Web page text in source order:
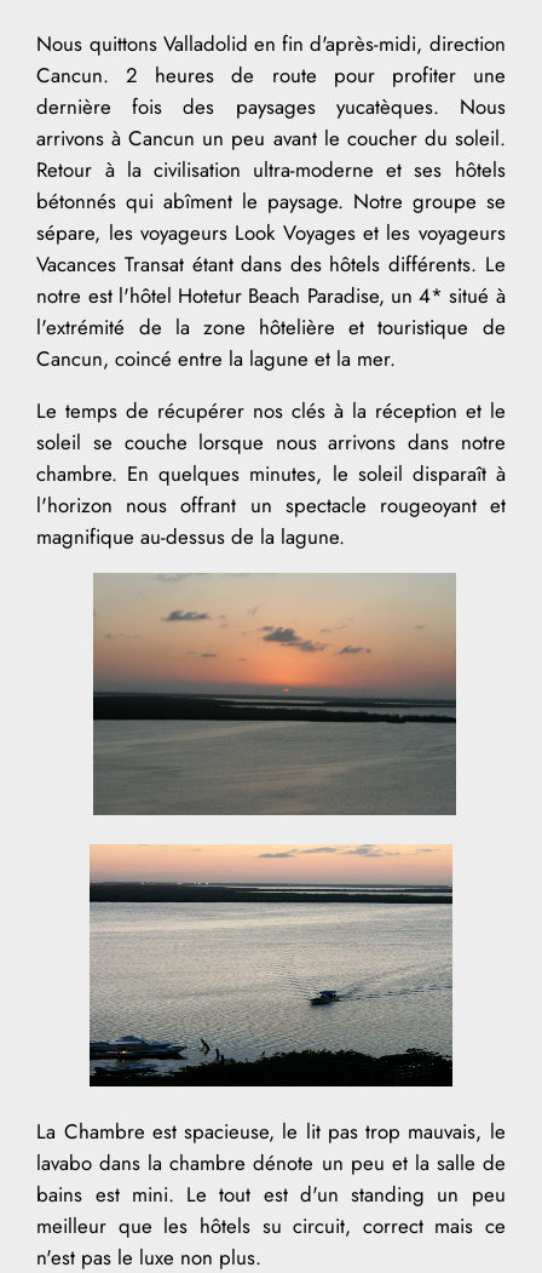
Nous quittons Valladolid en fin d'après-midi, direction
Cancun. 2 heures de route pour profiter une
dernière fois des paysages yucatèques. Nous
arrivons à Cancun un peu avant le coucher du soleil.
Retour à la civilisation ultra-moderne et ses hôtels
bétonnés qui abîment le paysage. Notre groupe se
sépare, les voyageurs Look Voyages et les voyageurs
Vacances Transat étant dans des hôtels différents. Le
notre est l'hôtel Hotetur Beach Paradise, un 4* situé à
l'extrémité de la zone hôtelière et touristique de
Cancun, coincé entre la lagune et la mer.
Le temps de récupérer nos clés à la réception et le
soleil se couche lorsque nous arrivons dans notre
chambre. En quelques minutes, le soleil disparaît à
l'horizon nous offrant un spectacle rougeoyant et
magnifique au-dessus de la lagune.
La Chambre est spacieuse, le lit pas trop mauvais, le
lavabo dans la chambre dénote un peu et la salle de
bains est mini. Le tout est d'un standing un peu
meilleur que les hôtels su circuit, correct mais ce
n'est pas le luxe non plus.